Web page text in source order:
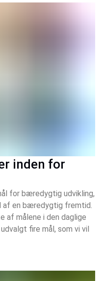
inden for
for bæredygtig udvikling,
en bæredygtig fremtid.
af målene i den daglige
fire mål, som vi vil